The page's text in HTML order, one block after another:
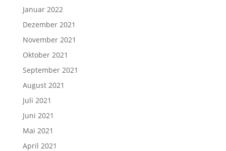
Januar 2022
Dezember 2021
November 2021
Oktober 2021
September 2021
August 2021
Juli 2021
Juni 2021
Mai 2021
April 2021